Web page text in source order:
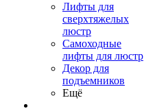
Лифты для
сверхтяжелых
люстр
Самоходные
лифты для люстр
Декор для
подъемников
Ещё